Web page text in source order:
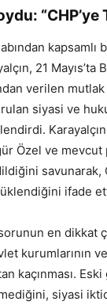
kapsamlı
21 Mayıs’ta
verilen mutlak
siyasi ve
Özel ve
ifade
sorunun en dikkat
kurumlarının
kaçınması.
siyasi